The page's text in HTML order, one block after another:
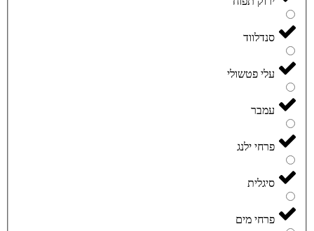
סנדלווד
עלי פטשולי
עמבר
פרחי ילנג
סיגלית
פרחי מים